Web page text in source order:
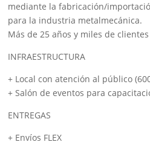
mediante la fabricación/
para la industria metalmecánica.
Más de 25 años y miles de
INFRAESTRUCTURA
+ Local con atención al público
+ Salón de eventos para
ENTREGAS
+ Envíos FLEX